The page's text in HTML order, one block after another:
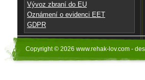
Vývoz zbraní do EU
Oznámení o evidenci EET
GDPR
Copyright © 2026 www.rehak-lov.com -